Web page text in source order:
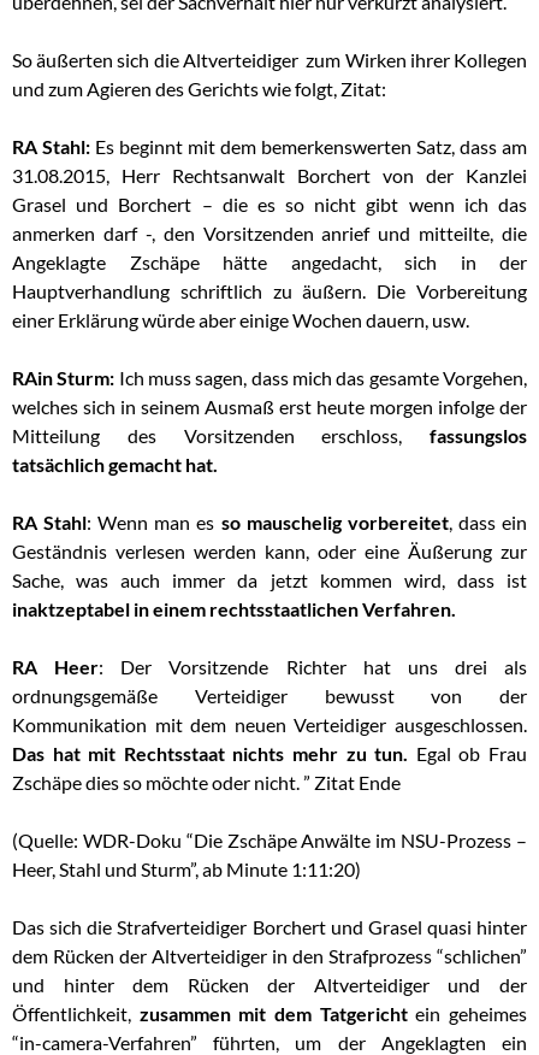
So äußerten sich die Altverteidiger zum Wirken ihrer Kollegen
und zum Agieren des Gerichts wie folgt, Zitat:
RA Stahl: Es beginnt mit dem bemerkenswerten Satz, dass am
31.08.2015, Herr Rechtsanwalt Borchert von der Kanzlei
Grasel und Borchert – die es so nicht gibt wenn ich das
anmerken darf -, den Vorsitzenden anrief und mitteilte, die
Angeklagte Zschäpe hätte angedacht, sich in der
Hauptverhandlung schriftlich zu äußern. Die Vorbereitung
einer Erklärung würde aber einige Wochen dauern, usw.
RAin Sturm: Ich muss sagen, dass mich das gesamte Vorgehen,
welches sich in seinem Ausmaß erst heute morgen infolge der
Mitteilung des Vorsitzenden erschloss, fassungslos
tatsächlich gemacht hat.
RA Stahl: Wenn man es so mauschelig vorbereitet, dass ein
Geständnis verlesen werden kann, oder eine Äußerung zur
Sache, was auch immer da jetzt kommen wird, dass ist
inaktzeptabel in einem rechtsstaatlichen Verfahren.
RA Heer: Der Vorsitzende Richter hat uns drei als
ordnungsgemäße Verteidiger bewusst von der
Kommunikation mit dem neuen Verteidiger ausgeschlossen.
Das hat mit Rechtsstaat nichts mehr zu tun. Egal ob Frau
Zschäpe dies so möchte oder nicht. ” Zitat Ende
(Quelle: WDR-Doku “Die Zschäpe Anwälte im NSU-Prozess –
Heer, Stahl und Sturm”, ab Minute 1:11:20)
Das sich die Strafverteidiger Borchert und Grasel quasi hinter
dem Rücken der Altverteidiger in den Strafprozess “schlichen”
und hinter dem Rücken der Altverteidiger und der
Öffentlichkeit, zusammen mit dem Tatgerichtein geheimes
“in-camera-Verfahren” führten, um der Angeklagten ein